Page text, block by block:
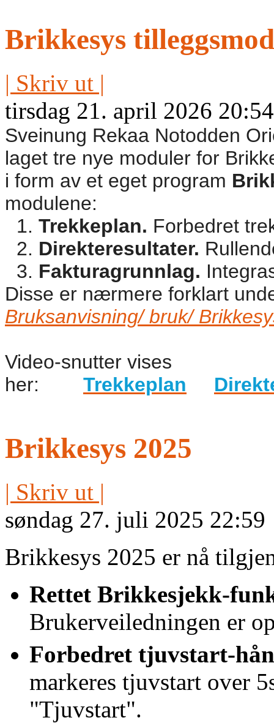
Brikkesys
| Skriv ut |
tirsdag 21. april 2026 20:54
Sveinung Rekaa Notodden
laget tre nye moduler for
i form av et eget program
modulene:
Trekkeplan. Forbedret
Direkteresultater.
Fakturagrunnlag.
Disse er nærmere forklart
Bruksanvisning/ bruk/
Video-snutter vises
her: Trekkeplan
Brikkesys 2025
| Skriv ut |
søndag 27. juli 2025 22:59
Brikkesys 2025 er nå
Rettet Brikkesjekk-
Brukerveiledningen er
Forbedret tjuvstart-
markeres tjuvstart over
"Tjuvstart".